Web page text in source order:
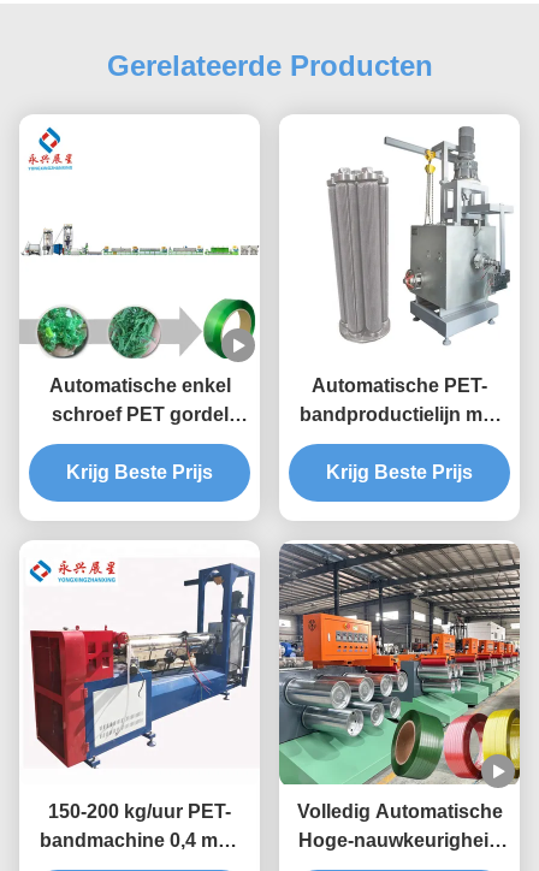
Gerelateerde Producten
Automatische enkel
schroef PET gordel
plastic band maken
machine
Krijg Beste Prijs
Automatische PET-
bandproductielijn met
hoge nauwkeurigheid
Krijg Beste Prijs
150-200 kg/uur PET-
bandmachine 0,4 mm-
Volledig Automatische
Hoge-nauwkeurigheid